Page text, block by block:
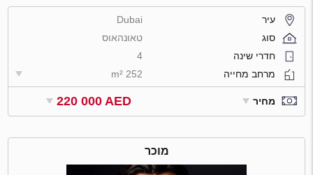
עיר
Dubai
סוג
טאונהאוס
חדרי שינה
4
מרחב מחייה
252 m²
מחיר 220 000 AED
מוכר